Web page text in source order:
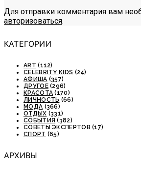
Для отправки комментария вам
авторизоваться.
КАТЕГОРИИ
ART (112)
CELEBRITY KIDS (24)
АФИША (357)
ДРУГОЕ(296)
КРАСОТА (170)
ЛИЧНОСТЬ (66)
МОДА (366)
ОТДЫХ (331)
СОБЫТИЯ (382)
СОВЕТЫ ЭКСПЕРТОВ (17)
СПОРТ (65)
АРХИВЫ